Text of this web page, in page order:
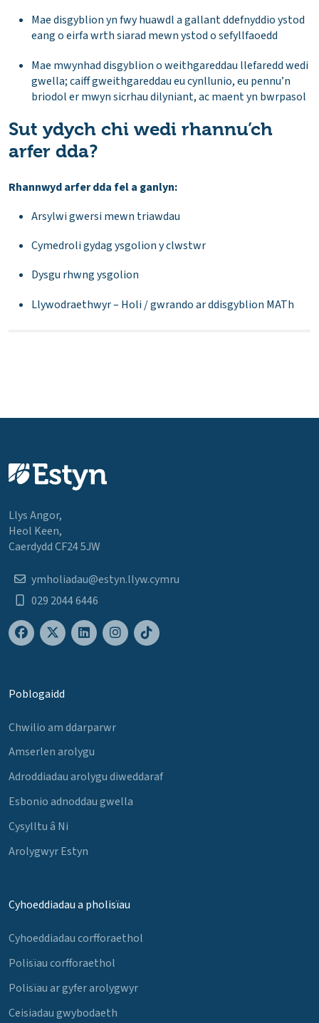
Mae disgyblion yn fwy huawdl a gallant ddefnyddio ystod
eang o eirfa wrth siarad mewn ystod o sefyllfaoedd
Mae mwynhad disgyblion o weithgareddau llefaredd wedi
gwella; caiff gweithgareddau eu cynllunio, eu pennu’n
briodol er mwyn sicrhau dilyniant, ac maent yn bwrpasol
Sut ydych chi wedi rhannu’ch
arfer dda?
Rhannwyd arfer dda fel a ganlyn:
Arsylwi gwersi mewn triawdau
Cymedroli gydag ysgolion y clwstwr
Dysgu rhwng ysgolion
Llywodraethwyr – Holi / gwrando ar ddisgyblion MATh
Llys Angor,
Heol Keen,
Caerdydd CF24 5JW
ymholiadau@estyn.llyw.cymru
029 2044 6446
Poblogaidd
Chwilio am ddarparwr
Amserlen arolygu
Adroddiadau arolygu diweddaraf
Esbonio adnoddau gwella
Cysylltu â Ni
Arolygwyr Estyn
Cyhoeddiadau a pholisïau
Cyhoeddiadau corfforaethol
Polisïau corfforaethol
Polisïau ar gyfer arolygwyr
Ceisiadau gwybodaeth